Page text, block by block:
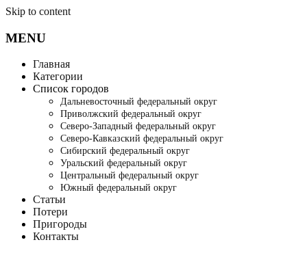
Skip to content
MENU
Главная
Категории
Список городов
Дальневосточный федеральный округ
Приволжский федеральный округ
Северо-Западный федеральный округ
Северо-Кавказский федеральный округ
Сибирский федеральный округ
Уральский федеральный округ
Центральный федеральный округ
Южный федеральный округ
Статьи
Потери
Пригороды
Контакты